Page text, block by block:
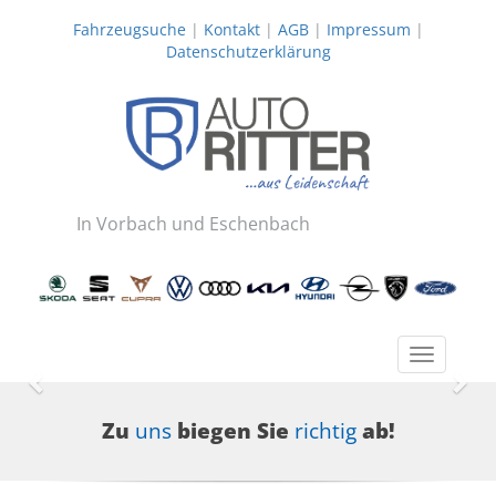
Fahrzeugsuche| Kontakt| AGB| Impressum |
Datenschutzerklärung
In Vorbach und Eschenbach
Toggle
Zurück
Zu unsbiegen Sie richtigab!